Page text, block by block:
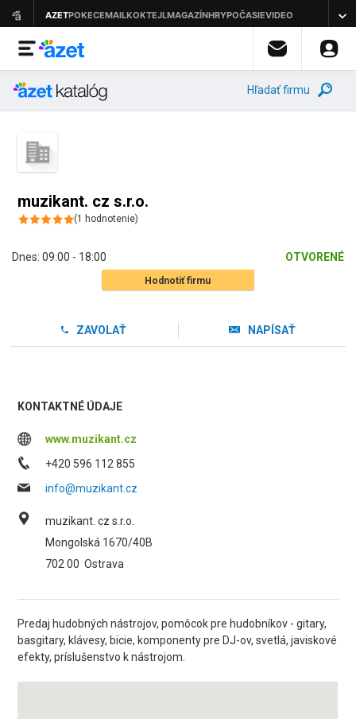
Hľadať firmu
muzikant. cz s.r.o.
(1 hodnotenie)
Dnes: 09:00 - 18:00 OTVORENÉ
Hodnotiť firmu
ZAVOLAŤ NAPÍSAŤ
KONTAKTNÉ ÚDAJE
www.muzikant.cz
+420 596 112 855
info@muzikant.cz
muzikant. cz s.r.o.
Mongolská 1670/40B
702 00 Ostrava
Predaj hudobných nástrojov, pomôcok pre hudobníkov - gitary,
basgitary, klávesy, bicie, komponenty pre DJ-ov, svetlá, javiskové
efekty, príslušenstvo k nástrojom.